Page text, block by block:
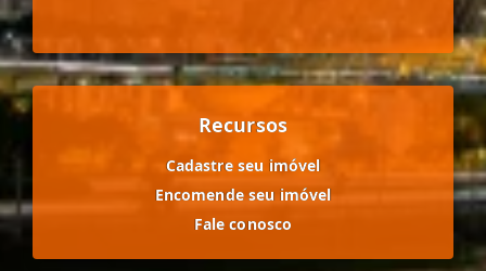
Recursos
Cadastre seu imóvel
Encomende seu imóvel
Fale conosco